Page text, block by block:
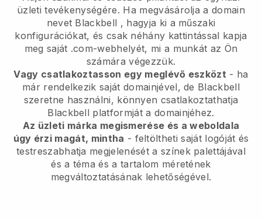
üzleti tevékenységére. Ha megvásárolja a domain
nevet Blackbell , hagyja ki a műszaki
konfigurációkat, és csak néhány kattintással kapja
meg saját .com-webhelyét, mi a munkát az Ön
számára végezzük.
Vagy csatlakoztasson egy meglévő eszközt - ha
már rendelkezik saját domainjével, de Blackbell
szeretne használni, könnyen csatlakoztathatja
Blackbell platformját a domainjéhez.
Az üzleti márka megismerése és a weboldala
úgy érzi magát, mintha - feltöltheti saját logóját és
testreszabhatja megjelenését a színek palettájával
és a téma és a tartalom méretének
megváltoztatásának lehetőségével.